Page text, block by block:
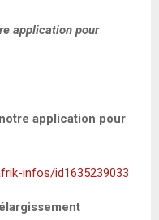
application pour
application pour
infos/id1635239033